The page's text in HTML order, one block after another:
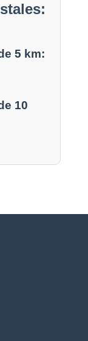
5 km:
10